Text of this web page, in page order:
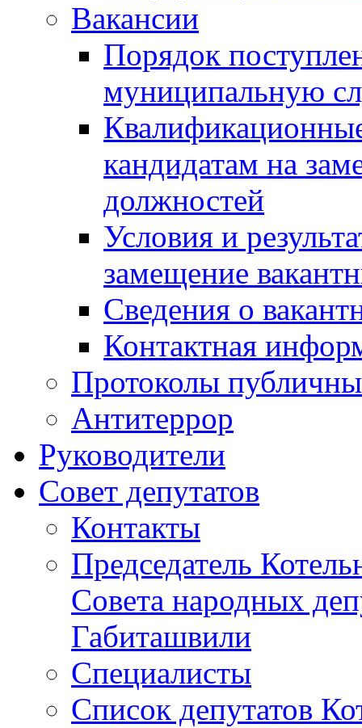
Вакансии
Порядок
муниципальную
кандидатам на
должностей
Условия и
замещение
Сведения о
Контактная
Протоколы
Антитеррор
Руководители
Совет депутатов
Контакты
Председатель
Совета народных
Габиташвили
Специалисты
Список депутатов